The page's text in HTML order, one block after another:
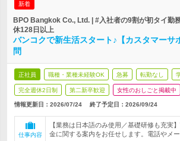
新着
BPO Bangkok Co., Ltd. | #入社者の9割が初タイ勤
休128日以上
バンコクで新生活スタート♪【カスタマー
問
正社員 職種・業種未経験OK 急募 転勤なし
完全週休2日制 第二新卒歓迎 女性のおしごと掲載中
情報更新日：2026/07/24 終了予定日： 2026/09/24
仕事内容
【業務は日本語のみ使用／基礎研修も充実
金に関する案内をお任せします。電話やメー